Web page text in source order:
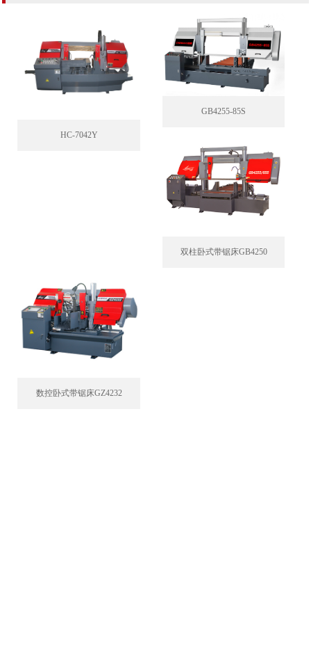
HC-7042Y
GB4255-85S
双柱卧式带锯床GB4250
数控卧式带锯床GZ4232